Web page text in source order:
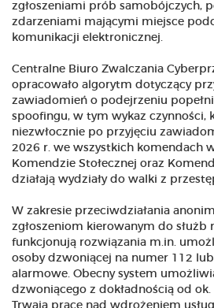
zgłoszeniami prób samobójczych,
zdarzeniami mającymi miejsce
komunikacji elektronicznej.
Centralne Biuro Zwalczania
opracowało algorytm dotyczący
zawiadomień o podejrzeniu
spoofingu, w tym wykaz czynności,
niezwłocznie po przyjęciu
2026 r. we wszystkich komendach
Komendzie Stołecznej oraz
działają wydziały do walki z
W zakresie przeciwdziałania
zgłoszeniom kierowanym do służb
funkcjonują rozwiązania m.in.
osoby dzwoniącej na numer 112
alarmowe. Obecny system
dzwoniącego z dokładnością od